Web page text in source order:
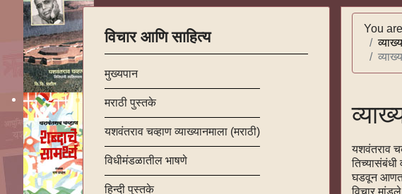
विचार आणि साहित्य
मुख्यपान
मराठी पुस्तके
यशवंतराव चव्हाण व्याख्यानमाला (मराठी)
विधीमंडळातील भाषणे
हिन्दी पुस्तके
You
यशवंतराव
तिच्यासंबंधी
घडवून आणत